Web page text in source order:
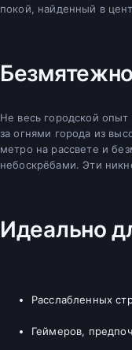
покой, найденный в
Не весь городской
за огнями города из
метро на рассвете и
небоскрёбами. Эти
Идеально
Расслабленных
Геймеров,